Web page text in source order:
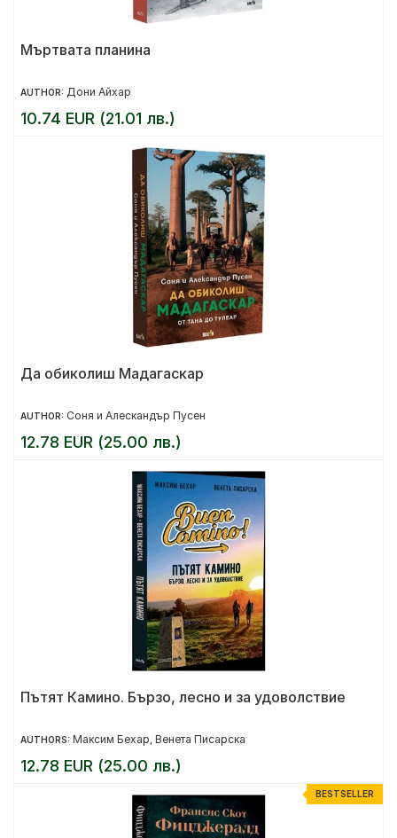
Мъртвата планина
AUTHOR: Дони Айхар
10.74 EUR (21.01 лв.)
Да обиколиш Мадагаскар
AUTHOR: Соня и Алескандър Пусен
12.78 EUR (25.00 лв.)
Пътят Камино. Бързо, лесно и за удоволствие
AUTHORS: Максим Бехар Венета Писарска
12.78 EUR (25.00 лв.)
BESTSELLER